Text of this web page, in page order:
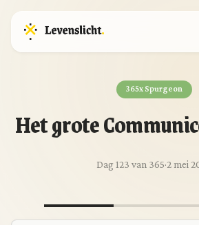
365x Spurgeon
Het grote
Dag 123 van 365·2 mei